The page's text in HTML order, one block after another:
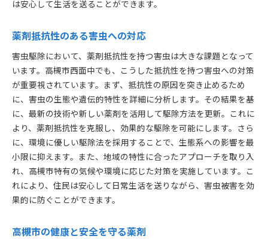
は安心して生活を送ることができます。
薬剤抵抗性のある害虫への対応
害虫駆除において、薬剤抵抗性を持つ害虫は大きな課題となって
います。高槻市西面中でも、こうした抵抗性を持つ害虫への対策
が重要視されています。まず、抵抗性の原因を突き止めるため
に、害虫の生態や遺伝的特性を詳細に分析します。その結果を基
に、最新の技術や新しい薬剤を活用して駆除方法を更新。これに
より、薬剤抵抗性を克服し、効果的な駆除を可能にします。さら
に、環境に優しい駆除法を採用することで、生態系への影響を最
小限に抑えます。また、地域の特性に合ったアプローチを取り入
れ、高槻市特有の気候や環境に応じた対策を実施しています。こ
れにより、住民は安心して日常生活を送りながら、害虫被害を効
果的に防ぐことができます。
高槻市の健康と安全を守る薬剤